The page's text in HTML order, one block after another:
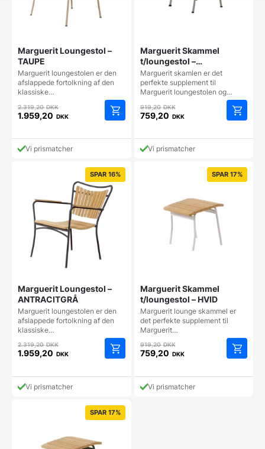
Marguerit Loungestol –
TAUPE
Marguerit loungestolen er den
afslappede fortolkning af den
klassiske…
2.319,20DKKDen
oprindelige
var:
2.319,20 DKK.
1.959,20 DKK
aktuelle
prisVi prismatcher
Marguerit Skammel
t/loungestol –
OLIVENGRØN
Marguerit skamlen er det
perfekte supplement til
Marguerit loungestolen og…
919,20DKKDen
oprindelige
var:
919,20 DKK.
759,20 DKK
aktuelle
prisVi prismatcher
SPAR 16%
Marguerit Loungestol –
ANTRACITGRÅ
Marguerit loungestolen er den
afslappede fortolkning af den
klassiske…
2.319,20DKKDen
oprindelige
var:
2.319,20 DKK.
1.959,20 DKK
aktuelle
prisVi prismatcher
SPAR 17%
Marguerit Skammel
t/loungestol – HVID
Marguerit lounge skammel er
det perfekte supplement til
Marguerit…
919,20DKKDen
oprindelige
var:
919,20 DKK.
759,20 DKK
aktuelle
prisVi prismatcher
SPAR 17%